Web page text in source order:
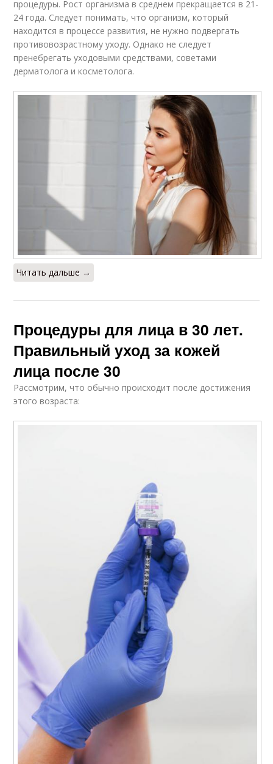
процедуры. Рост организма в среднем прекращается в 21-
24 года. Следует понимать, что организм, который
находится в процессе развития, не нужно подвергать
противовозрастному уходу. Однако не следует
пренебрегать уходовыми средствами, советами
дерматолога и косметолога.
Читать дальше →
Процедуры для лица в 30 лет.
Правильный уход за кожей
лица после 30
Рассмотрим, что обычно происходит после достижения
этого возраста: